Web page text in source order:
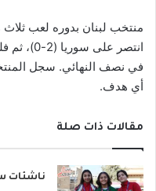
منتخب لبنان بدوره لعب ثلاث
أي هدف.
مقالات ذات صلة
ناشئات